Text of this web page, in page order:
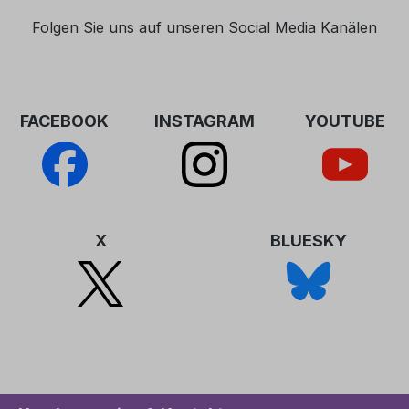
der in dieser Sammelmappe dokumentiert
Folgen Sie uns auf unseren Social Media Kanälen
FACEBOOK INSTAGRAM YOUTUBE
X BLUESKY